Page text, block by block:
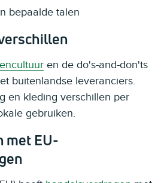
bepaalde talen
en de do's-and-don'ts
buitenlandse leveranciers.
en kleding verschillen per
gebruiken.
met EU-